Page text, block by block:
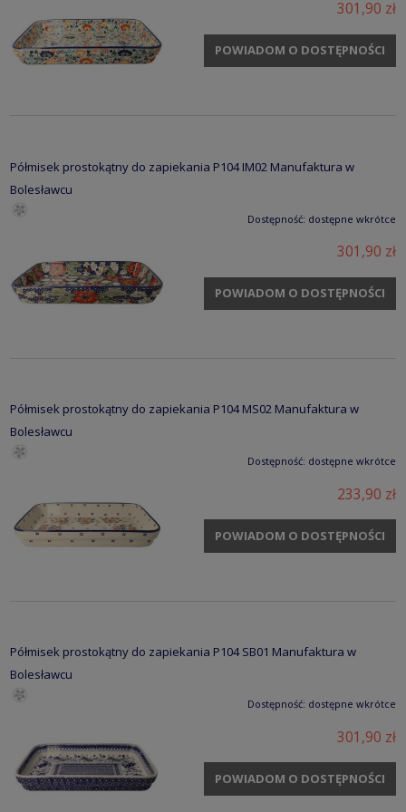
301,90 zł
POWIADOM O DOSTĘPNOŚCI
Półmisek prostokątny do zapiekania P104 IM02 Manufaktura w
Bolesławcu
Dostępność: dostępne wkrótce
301,90 zł
POWIADOM O DOSTĘPNOŚCI
Półmisek prostokątny do zapiekania P104 MS02 Manufaktura w
Bolesławcu
Dostępność: dostępne wkrótce
233,90 zł
POWIADOM O DOSTĘPNOŚCI
Półmisek prostokątny do zapiekania P104 SB01 Manufaktura w
Bolesławcu
Dostępność: dostępne wkrótce
301,90 zł
POWIADOM O DOSTĘPNOŚCI